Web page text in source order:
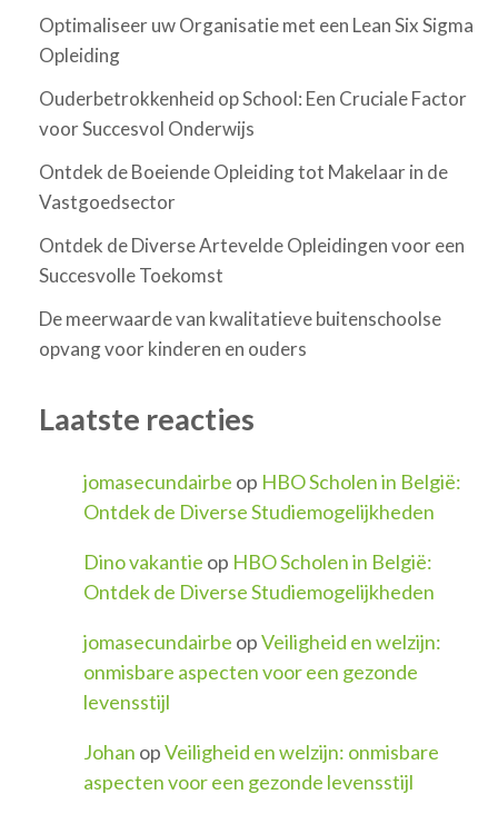
Optimaliseer uw Organisatie met een Lean Six Sigma
Opleiding
Ouderbetrokkenheid op School: Een Cruciale Factor
voor Succesvol Onderwijs
Ontdek de Boeiende Opleiding tot Makelaar in de
Vastgoedsector
Ontdek de Diverse Artevelde Opleidingen voor een
Succesvolle Toekomst
De meerwaarde van kwalitatieve buitenschoolse
opvang voor kinderen en ouders
Laatste reacties
jomasecundairbe op HBO Scholen in België:
Ontdek de Diverse Studiemogelijkheden
Dino vakantie op HBO Scholen in België:
Ontdek de Diverse Studiemogelijkheden
jomasecundairbe opVeiligheid en welzijn:
onmisbare aspecten voor een gezonde
levensstijl
Johan opVeiligheid en welzijn: onmisbare
aspecten voor een gezonde levensstijl